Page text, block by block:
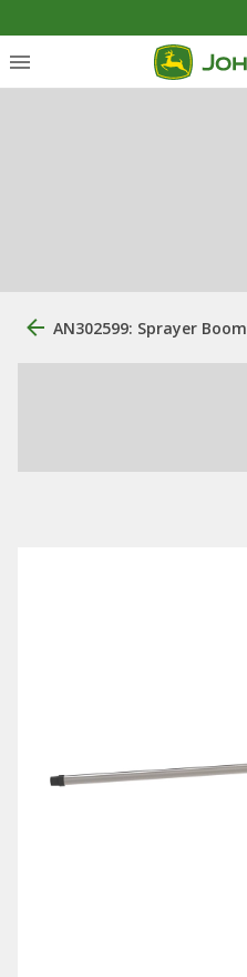
AN302599: Sprayer Boom